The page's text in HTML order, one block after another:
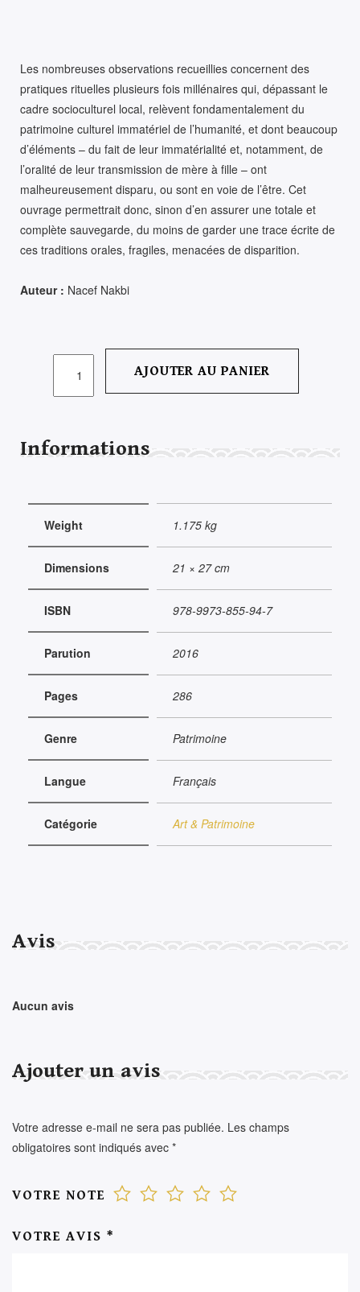
Les nombreuses observations recueillies concernent des
pratiques rituelles plusieurs fois millénaires qui, dépassant le
cadre socioculturel local, relèvent fondamentalement du
patrimoine culturel immatériel de l’humanité, et dont beaucoup
d’éléments – du fait de leur immatérialité et, notamment, de
l’oralité de leur transmission de mère à fille – ont
malheureusement disparu, ou sont en voie de l’être. Cet
ouvrage permettrait donc, sinon d’en assurer une totale et
complète sauvegarde, du moins de garder une trace écrite de
ces traditions orales, fragiles, menacées de disparition.
Auteur : Nacef Nakbi
SACRE
AJOUTER AU PANIER
Informations
Weight 1.175 kg
Dimensions 21 × 27 cm
ISBN 978-9973-855-94-7
Parution 2016
Pages 286
Genre Patrimoine
Langue Français
Catégorie Art & Patrimoine
Avis
Aucun avis
Ajouter un avis
Votre adresse e-mail ne sera pas publiée. Les champs
obligatoires sont indiqués avec *
VOTRE NOTE
VOTRE AVIS *